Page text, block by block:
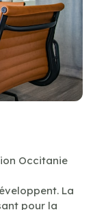
Occitanie
La
pour la